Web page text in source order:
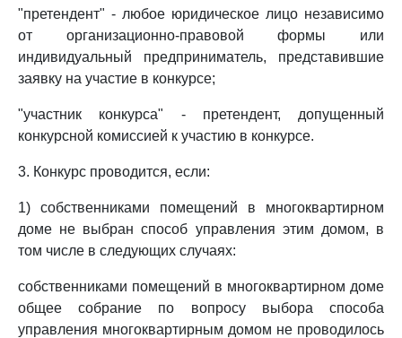
"претендент" - любое юридическое лицо независимо
от организационно-правовой формы или
индивидуальный предприниматель, представившие
заявку на участие в конкурсе;
"участник конкурса" - претендент, допущенный
конкурсной комиссией к участию в конкурсе.
3. Конкурс проводится, если:
1) собственниками помещений в многоквартирном
доме не выбран способ управления этим домом, в
том числе в следующих случаях:
собственниками помещений в многоквартирном доме
общее собрание по вопросу выбора способа
управления многоквартирным домом не проводилось